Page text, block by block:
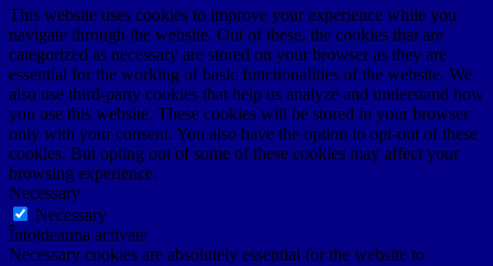
This website uses cookies to improve your experience while you
navigate through the website. Out of these, the cookies that are
categorized as necessary are stored on your browser as they are
essential for the working of basic functionalities of the website. We
also use third-party cookies that help us analyze and understand how
you use this website. These cookies will be stored in your browser
only with your consent. You also have the option to opt-out of these
cookies. But opting out of some of these cookies may affect your
browsing experience.
Necessary
Necessary
Întotdeauna activate
Necessary cookies are absolutely essential for the website to